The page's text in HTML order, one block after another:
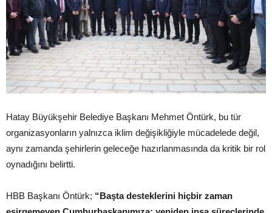
Hatay Büyükşehir Belediye Başkanı Mehmet Öntürk, bu tür
organizasyonların yalnızca iklim değişikliğiyle mücadelede değil,
aynı zamanda şehirlerin geleceğe hazırlanmasında da kritik bir rol
oynadığını belirtti.
HBB Başkanı Öntürk; “Başta desteklerini hiçbir zaman